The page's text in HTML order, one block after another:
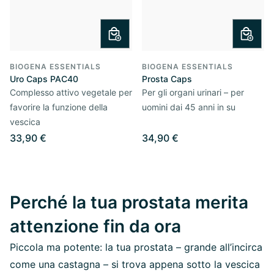
BIOGENA ESSENTIALS
Uro Caps PAC40
Complesso attivo vegetale per
favorire la funzione della
vescica
33,90 €
BIOGENA ESSENTIALS
Prosta Caps
Per gli organi urinari – per
uomini dai 45 anni in su
34,90 €
Perché la tua prostata merita
attenzione fin da ora
Piccola ma potente: la tua prostata – grande all’incirca
come una castagna – si trova appena sotto la vescica